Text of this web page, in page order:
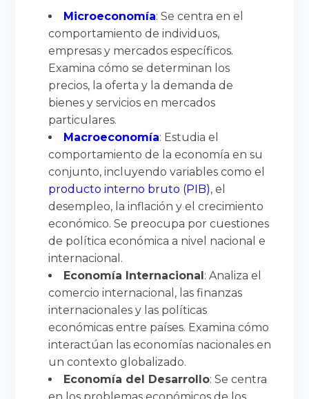
Microeconomía: Se centra en el
comportamiento de individuos,
empresas y mercados específicos.
Examina cómo se determinan los
precios, la oferta y la demanda de
bienes y servicios en mercados
particulares.
Macroeconomía: Estudia el
comportamiento de la economía en su
conjunto, incluyendo variables como el
producto interno bruto (PIB), el
desempleo, la inflación y el crecimiento
económico. Se preocupa por cuestiones
de política económica a nivel nacional e
internacional.
Economía Internacional: Analiza el
comercio internacional, las finanzas
internacionales y las políticas
económicas entre países. Examina cómo
interactúan las economías nacionales en
un contexto globalizado.
Economía del Desarrollo: Se centra